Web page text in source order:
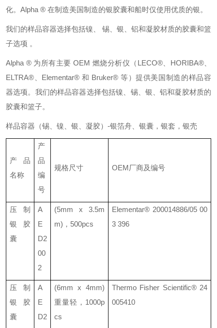
化。 Alpha ® 在制造美国制造的银胶囊和船时仅使用优质的银。
我们的样品容器选择包括镍、 锡 、银、 铝和凝胶材质的胶囊和篮
子选项 。
Alpha ® 为所有主要 OEM 燃烧分析仪（ LECO®、 HORIBA®、
ELTRA®
Elementar® 和 Bruker® 等）提供美国制造的样品容
器选项。 我们的样品容器选择包括镍、锡 银 、铝和凝胶材质的
胶囊和篮子。
样品容器（锡、镍、银、凝胶） -银箔舟、银囊，银套，银壳
产品
名称
产
品
编
号
规格尺寸 OEM厂商及编号
压制
银胶
囊
A
E
D2
00
2
(5mm x 3.5m
m) ， 500pcs
Elementar® 200014886/05 00
3 396
压制
银胶
囊
A
E
D2
(6mm x 4mm)
重量轻， 1000p
cs
Thermo Fisher Scientific®24
005410